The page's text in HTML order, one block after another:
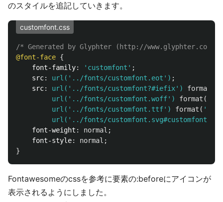
のスタイルを追記していきます。
customfont.css
/* Generated by Glyphter (http://www.glyphter.com)
@font-face {
font-family: 'customfont' ;
src: url('../fonts/customfont.eot') ;
src: url('../fonts/customfont?#iefix') format
url('../fonts/customfont.woff')
format (
url('../fonts/customfont.ttf')
format (
url('../fonts/customfont.svg#customfont')
font-weight : normal ;
font-style: normal ;
}
Fontawesomeのcssを参考に要素の:beforeにアイコンが
表示されるようにしました。